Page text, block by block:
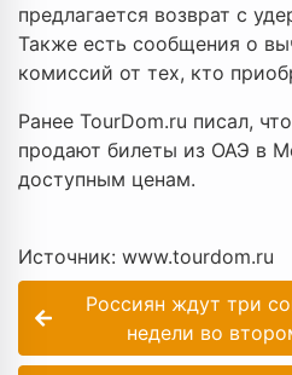
предлагается возврат с
Также есть сообщения о
комиссий от тех, кто
Ранее TourDom.ru писал,
продают билеты из ОАЭ в
доступным ценам.
Источник: www.tourdom.ru
Россиян ждут три
недели во